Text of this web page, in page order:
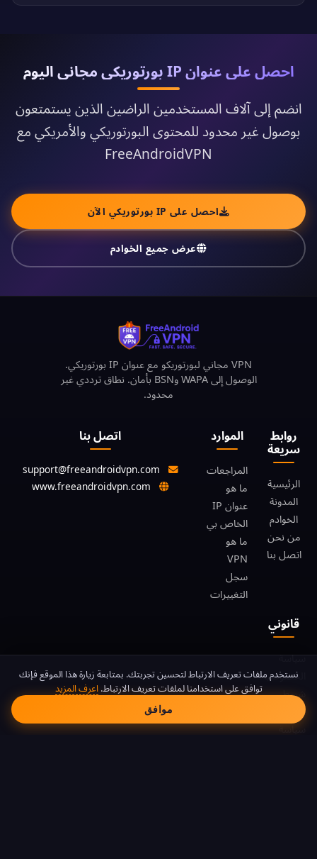
احصل على عنوان IP بورتوريكي مجاني اليوم
انضم إلى آلاف المستخدمين الراضين الذين يستمتعون
بوصول غير محدود للمحتوى البورتوريكي والأمريكي مع
FreeAndroidVPN
احصل على IP بورتوريكي الآن
عرض جميع الخوادم
روابط
سريعة
الرئيسية
المدونة
الخوادم
من نحن
اتصل بنا
الموارد
المراجعات
ما هو
عنوان IP
الخاص بي
ما هو
VPN
سجل
التغييرات
قانوني
سياسة
الخصوصية
شروط
الخدمة
سياسة
VPN مجاني لبورتوريكو مع عنوان IP بورتوريكي.
الوصول إلى WAPA وBSN بأمان. نطاق ترددي غير
محدود.
اتصل بنا
موافقة ملفات تعريف
نستخدم ملفات تعريف الارتباط لتحسين تجربتك. بمتابعة زيارة هذا الموقع فإنك
توافق على استخدامنا لملفات تعريف الارتباط.اعرف المزيد
موافق